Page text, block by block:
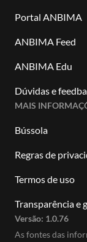
Portal ANBIMA
ANBIMA Feed
ANBIMA Edu
Dúvidas e
MAIS
Bússola
Regras de
Termos de uso
Transparência e
Versão: 1.0.76
As fontes das